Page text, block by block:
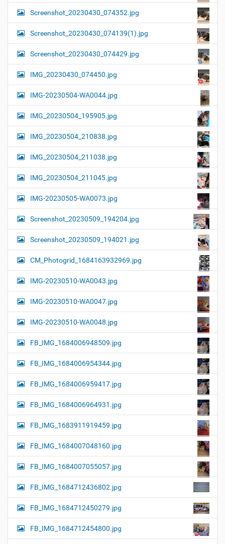
Screenshot_20230430_074352.jpg
Screenshot_20230430_074139(1).jpg
Screenshot_20230430_074429.jpg
IMG_20230430_074450.jpg
IMG-20230504-WA0044.jpg
IMG_20230504_195905.jpg
IMG_20230504_210838.jpg
IMG_20230504_211038.jpg
IMG_20230504_211045.jpg
IMG-20230505-WA0073.jpg
Screenshot_20230509_194204.jpg
Screenshot_20230509_194021.jpg
CM_Photogrid_1684163932969.jpg
IMG-20230510-WA0043.jpg
IMG-20230510-WA0047.jpg
IMG-20230510-WA0048.jpg
FB_IMG_1684006948509.jpg
FB_IMG_1684006954344.jpg
FB_IMG_1684006959417.jpg
FB_IMG_1684006964931.jpg
FB_IMG_1683911919459.jpg
FB_IMG_1684007048160.jpg
FB_IMG_1684007055057.jpg
FB_IMG_1684712436802.jpg
FB_IMG_1684712450279.jpg
FB_IMG_1684712454800.jpg